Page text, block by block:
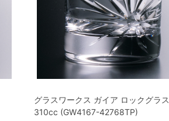
グラスワークス ガイア ロックグラス
310cc (GW4167-42768TP)